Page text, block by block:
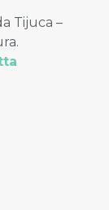
Tijuca –